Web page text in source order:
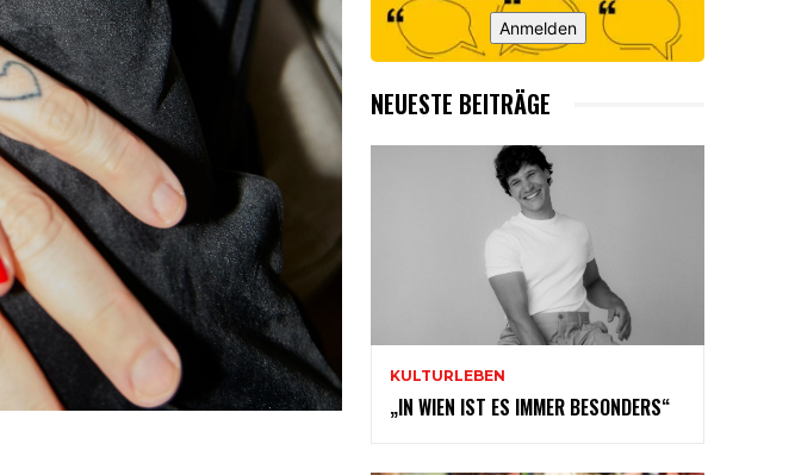
Anmelden
NEUESTE BEITRÄGE
KULTURLEBEN
„IN WIEN IST ES IMMER BESONDERS“